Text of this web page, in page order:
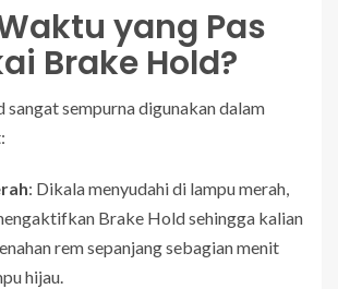
yang Pas
Brake Hold?
sempurna digunakan dalam
: Dikala menyudahi di lampu merah,
Brake Hold sehingga kalian
rem sepanjang sebagian menit
hijau.